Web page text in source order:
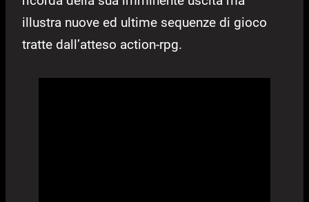
illustra nuove ed ultime sequenze di gioco
tratte dall’atteso action-rpg.